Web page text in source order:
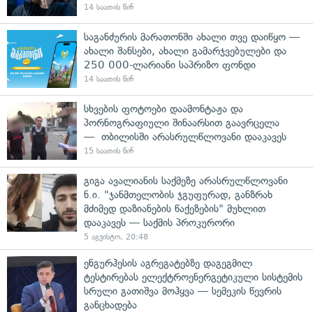
14 საათის წინ
საგანძურის მარათონში ახალი თვე დაიწყო —
ახალი შანსები, ახალი გამარჯვებულები და
250 000-ლარიანი საპრიზო ფონდი
14 საათის წინ
სხვების ფოტოები დაამონტაჟა და
პორნოგრაფიული შინაარსით გაავრცელა
— თბილისში არასრულწლოვანი დააკავეს
15 საათის წინ
გიგა ავალიანის საქმეზე არასრულწლოვანი
ნ.ი. "ჯანმთელობის ჯგუფურად, განზრახ
მძიმედ დაზიანების წაქეზების" მუხლით
დააკავეს — საქმის პროკურორი
5 აგვისტო, 20:48
ენგურჰესის აგრეგატებზე დაგეგმილ
ტესტირებას ელექტროენერგეტიკული სისტემის
სრული გათიშვა მოჰყვა — სემეკის წევრის
განცხადება